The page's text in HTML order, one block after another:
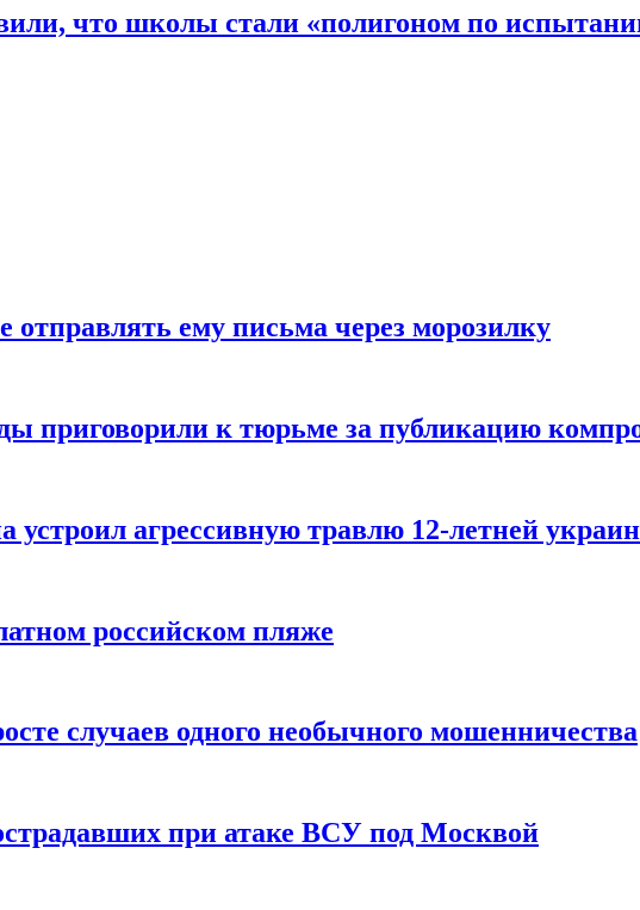
что школы стали «полигоном по
отправлять ему письма через морозилку
приговорили к тюрьме за публикацию
агрессивную травлю 12-летней
российском пляже
случаев одного необычного мошенничества
при атаке ВСУ под Москвой